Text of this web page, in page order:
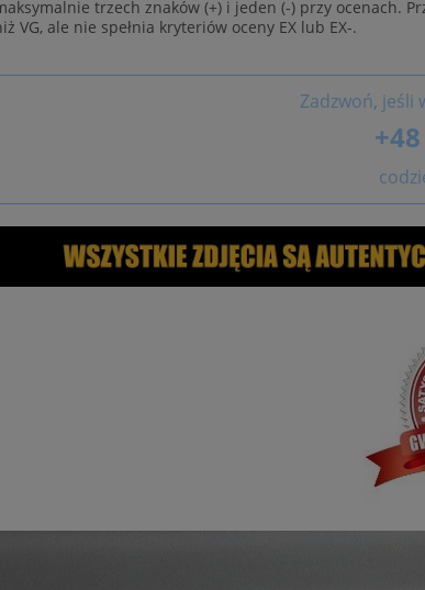
trzech znaków (+) i jeden (-) przy ocenach.
VG, ale nie spełnia kryteriów oceny EX lub EX-.
Zadzwoń, jeśli